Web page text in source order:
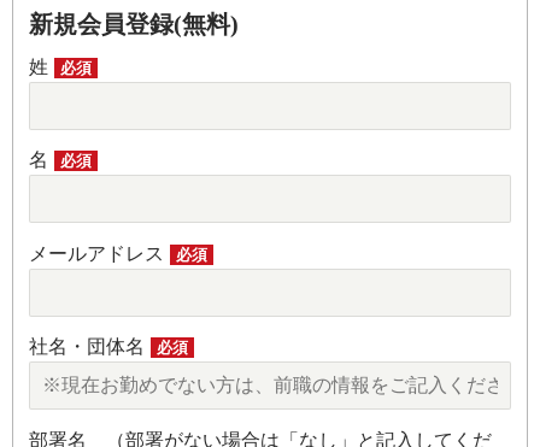
新規会員登録(無料)
姓 必須
名 必須
メールアドレス 必須
社名・団体名 必須
部署名 （部署がない場合は「なし」と記入してくだ